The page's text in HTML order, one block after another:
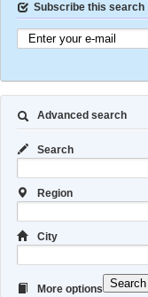
Subscribe this search
Advanced search
Search
Region
City
More options Search